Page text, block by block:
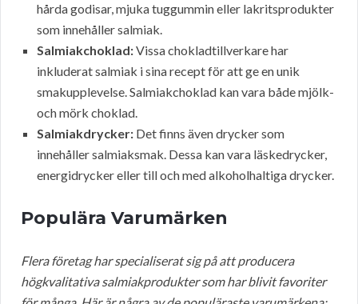
hårda godisar, mjuka tuggummin eller lakritsprodukter
som innehåller salmiak.
Salmiakchoklad:Vissa chokladtillverkare har
inkluderat salmiak i sina recept för att ge en unik
smakupplevelse. Salmiakchoklad kan vara både mjölk-
och mörk choklad.
Salmiakdrycker: Det finns även drycker som
innehåller salmiaksmak. Dessa kan vara läskedrycker,
energidrycker eller till och med alkoholhaltiga drycker.
Populära Varumärken
Flera företag har specialiserat sig på att producera
högkvalitativa salmiakprodukter som har blivit favoriter